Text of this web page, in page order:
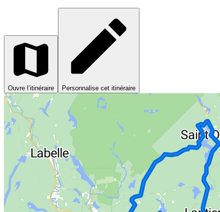
Ouvre l’itinéraire Personnalise cet itinéraire